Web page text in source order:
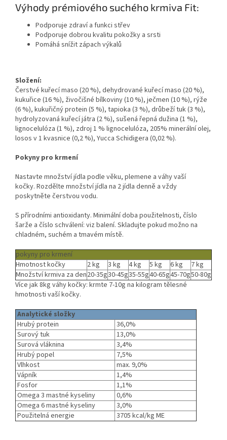
Výhody prémiového suchého krmiva Fit:
Podporuje zdraví a funkci střev
Podporuje dobrou kvalitu pokožky a srsti
Pomáhá snížit zápach výkalů
Složení:
Čerstvé kuřecí maso (20 %), dehydrované kuřecí maso (20 %),
kukuřice (16 %), živočišné bílkoviny (10 %), ječmen (10 %), rýže
(6 %), kukuřičný protein (5 %), tapioka (3 %), drůbeží tuk (3 %),
hydrolyzovaná kuřecí játra (2 %), sušená řepná dužina (1 %),
lignocelulóza (1 %), zdroj 1 % lignocelulóza, 205% minerální olej,
losos v 1 kvasnice (0,2 %), Yucca Schidigera (0,02 %).
Pokyny pro krmení
Nastavte množství jídla podle věku, plemene a váhy vaší
kočky. Rozdělte množství jídla na 2 jídla denně a vždy
poskytněte čerstvou vodu.
S přírodními antioxidanty. Minimální doba použitelnosti, číslo
šarže a číslo schválení: viz balení. Skladujte pokud možno na
chladném, suchém a tmavém místě.
pokyny pro krmení
Hmotnost kočky
2 kg 3 kg 4 kg 5 kg 6 kg
7 kg
Množství krmiva za den20-35g30-45g35-55g40-65g45-70g50-80g
Více jak 8kg váhy kočky: krmte 7-10g na kilogram tělesné
hmotnosti vaší kočky.
Analytické složky
Hrubý protein
36,0%
Surový tuk
13,0%
Surová vláknina
3,4%
Hrubý popel
7,5%
Vlhkost
max. 9,0%
Vápník
1,4%
Fosfor
1,1%
Omega 3 mastné kyseliny
0,6%
Omega 6 mastné kyseliny
3,0%
Použitelná energie
3705 kcal/kg ME